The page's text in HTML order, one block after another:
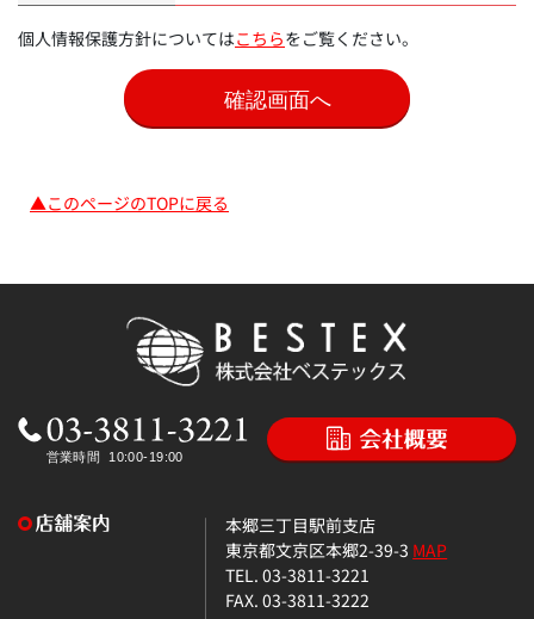
個人情報保護方針についてはこちらをご覧ください。
▲このページのTOPに戻る
本郷三丁目駅前支店
東京都文京区本郷2-39-3 MAP
TEL. 03-3811-3221
FAX. 03-3811-3222